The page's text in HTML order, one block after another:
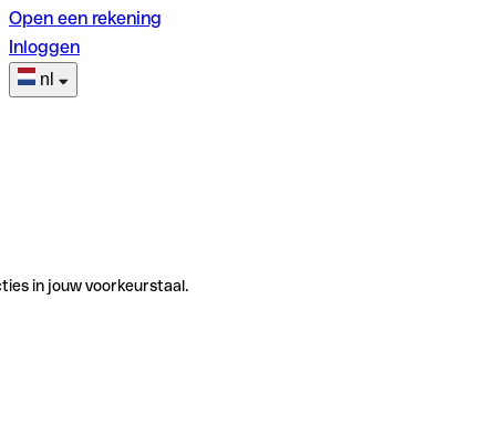
Open een rekening
Inloggen
nl
in jouw voorkeurstaal.